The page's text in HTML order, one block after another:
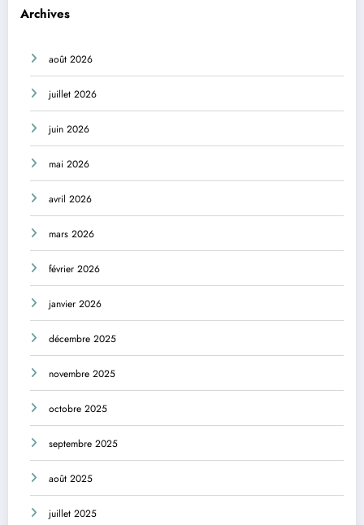
Archives
août 2026
juillet 2026
juin 2026
mai 2026
avril 2026
mars 2026
février 2026
janvier 2026
décembre 2025
novembre 2025
octobre 2025
septembre 2025
août 2025
juillet 2025